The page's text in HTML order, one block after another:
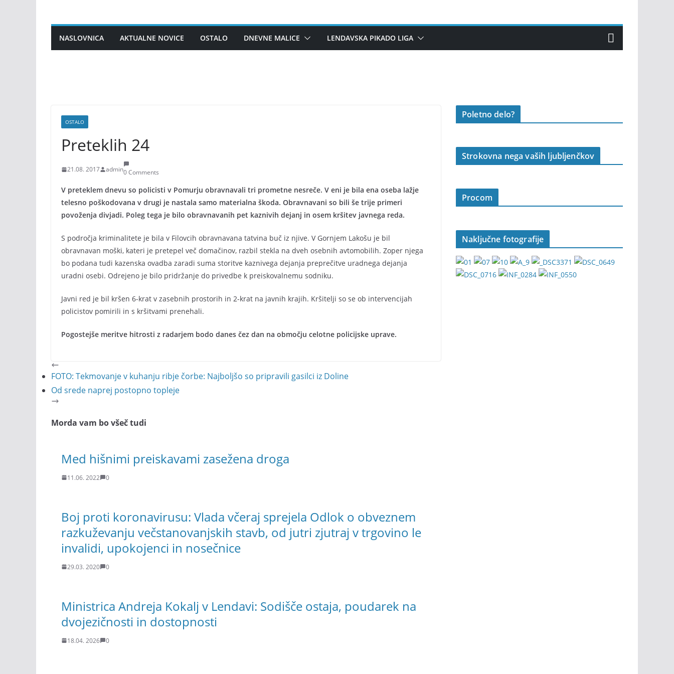
contentNASLOVNICA AKTUALNE NOVICE OSTALO DNEVNE MALICE LENDAVSKA PIKADO LIGA
OSTALO
Preteklih 24
21.08. 2017 admin0 Comments
V preteklem dnevu so policisti v Pomurju obravnavali tri prometne nesreče. V eni je bila ena oseba lažje
telesno poškodovana v drugi je nastala samo materialna škoda. Obravnavani so bili še trije primeri
povoženja divjadi. Poleg tega je bilo obravnavanih pet kaznivih dejanj in osem kršitev javnega reda.
S področja kriminalitete je bila v Filovcih obravnavana tatvina buč iz njive. V Gornjem Lakošu je bil
obravnavan moški, kateri je pretepel več domačinov, razbil stekla na dveh osebnih avtomobilih. Zoper njega
bo podana tudi kazenska ovadba zaradi suma storitve kaznivega dejanja preprečitve uradnega dejanja
uradni osebi. Odrejeno je bilo pridržanje do privedbe k preiskovalnemu sodniku.
Javni red je bil kršen 6-krat v zasebnih prostorih in 2-krat na javnih krajih. Kršitelji so se ob intervencijah
policistov pomirili in s kršitvami prenehali.
Pogostejše meritve hitrosti z radarjem bodo danes čez dan na območju celotne policijske uprave.
FOTO: Tekmovanje v kuhanju ribje čorbe: Najboljšo so pripravili gasilci iz Doline
Od srede naprej postopno topleje
Morda vam bo všeč tudi
Med hišnimi preiskavami zasežena droga
11.06. 2022 0
Boj proti koronavirusu: Vlada včeraj sprejela Odlok o obveznem
razkuževanju večstanovanjskih stavb, od jutri zjutraj v trgovino le
invalidi, upokojenci in nosečnice
29.03. 2020 0
Ministrica Andreja Kokalj v Lendavi: Sodišče ostaja, poudarek na
dvojezičnosti in dostopnosti
18.04. 2026 0
Poletno delo?
Strokovna nega vaših ljubljenčkov
Procom
Naključne fotografije